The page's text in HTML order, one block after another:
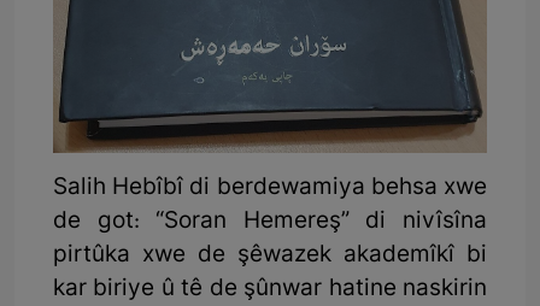
Salih Hebîbî di berdewamiya behsa xwe
de got: “Soran Hemereş” di nivîsîna
pirtûka xwe de şêwazek akademîkî bi
kar biriye û tê de şûnwar hatine naskirin